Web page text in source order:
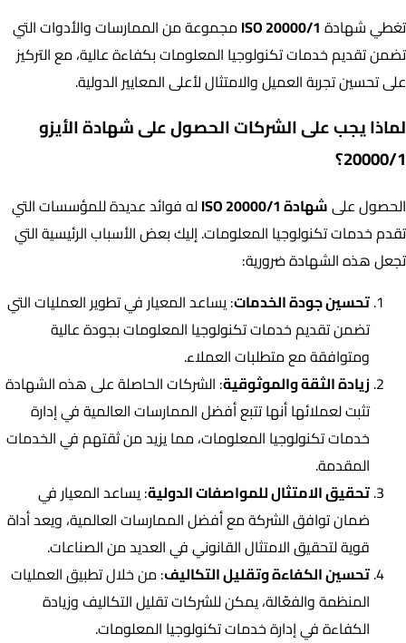
تغطي شهادة ISO 20000/1 مجموعة من الممارسات والأدوات التي
تضمن تقديم خدمات تكنولوجيا المعلومات بكفاءة عالية، مع التركيز
على تحسين تجربة العميل والامتثال لأعلى المعايير الدولية.
لماذا يجب على الشركات الحصول على شهادة الأيزو
20000/1؟
الحصول علىشهادة ISO 20000/1
له فوائد عديدة للمؤسسات التي
تقدم خدمات تكنولوجيا المعلومات. إليك بعض الأسباب الرئيسية التي
تجعل هذه الشهادة ضرورية:
تحسين جودة الخدمات: يساعد المعيار في تطوير العمليات التي
تضمن تقديم خدمات تكنولوجيا المعلومات بجودة عالية
ومتوافقة مع متطلبات العملاء.
زيادة الثقة والموثوقية: الشركات الحاصلة على هذه الشهادة
تثبت لعملائها أنها تتبع أفضل الممارسات العالمية في إدارة
خدمات تكنولوجيا المعلومات، مما يزيد من ثقتهم في الخدمات
المقدمة.
تحقيق الامتثال للمواصفات الدولية: يساعد المعيار في
ضمان توافق الشركة مع أفضل الممارسات العالمية، ويعد أداة
قوية لتحقيق الامتثال القانوني في العديد من الصناعات.
تحسين الكفاءة وتقليل التكاليف: من خلال تطبيق العمليات
المنظمة والفعّالة، يمكن للشركات تقليل التكاليف وزيادة
الكفاءة في إدارة خدمات تكنولوجيا المعلومات.